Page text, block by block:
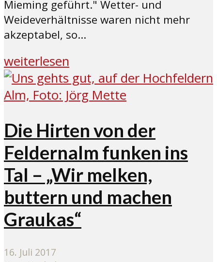
Mieming geführt." Wetter- und
Weideverhältnisse waren nicht mehr
akzeptabel, so...
weiterlesen
Die Hirten von der
Feldernalm funken ins
Tal – „Wir melken,
buttern und machen
Graukas“
16. Juli 2017